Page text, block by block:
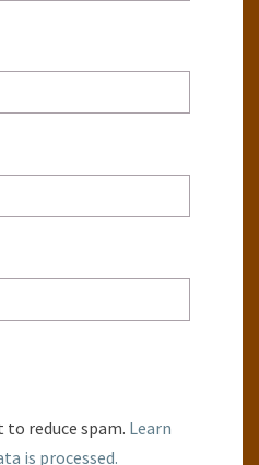
to reduce spam. Learn
is processed.